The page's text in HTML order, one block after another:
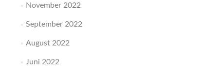
November 2022
September 2022
August 2022
Juni 2022